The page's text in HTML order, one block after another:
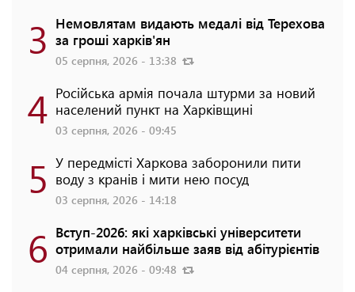
3 Немовлятам видають медалі від Терехова
за гроші харків'ян
05 серпня, 2026 - 13:38
4 Російська армія почала штурми за новий
населений пункт на Харківщині
03 серпня, 2026 - 09:45
5 У передмісті Харкова заборонили пити
воду з кранів і мити нею посуд
03 серпня, 2026 - 14:18
6 Вступ-2026: які харківські університети
отримали найбільше заяв від абітурієнтів
04 серпня, 2026 - 09:48